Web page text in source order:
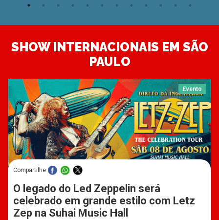
SHOW INTERNACIONAIS EM SÃO
PAULO
Evento
Compartilhe
O legado do Led Zeppelin será
celebrado em grande estilo com Letz
Zep na Suhai Music Hall